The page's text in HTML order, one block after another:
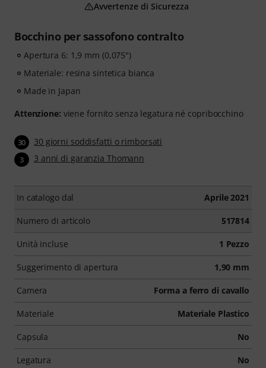
Bocchino per sassofono contralto
Apertura 6: 1,9 mm (0,075")
Materiale: resina sintetica bianca
Made in Japan
Attenzione: viene fornito senza legatura né copribocchino
30 30 giorni soddisfatti o rimborsati
3 3 anni di garanzia Thomann
In catalogo dal Aprile 2021
Numero di articolo 517814
Unità incluse 1 Pezzo
Suggerimento di apertura 1,90 mm
Camera Forma a ferro di cavallo
Materiale Materiale Plastico
Capsula No
Legatura No
Avvertenze di Sicurezza